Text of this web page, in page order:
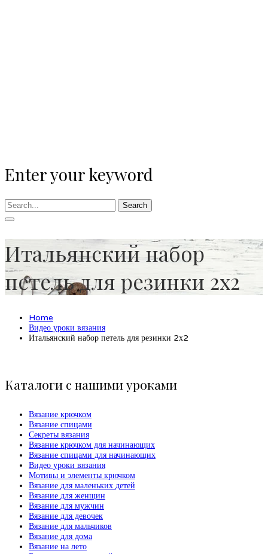
Enter your keyword
Search
Итальянский набор
петель для резинки 2х2
Home
Видео уроки вязания
Итальянский набор петель для резинки 2х2
Каталоги с нашими уроками
Вязание крючком
Вязание спицами
Секреты вязания
Вязание крючком для начинающих
Вязание спицами для начинающих
Видео уроки вязания
Мотивы и элементы крючком
Вязание для маленьких детей
Вязание для женщин
Вязание для мужчин
Вязание для девочек
Вязание для мальчиков
Вязание для дома
Вязание на лето